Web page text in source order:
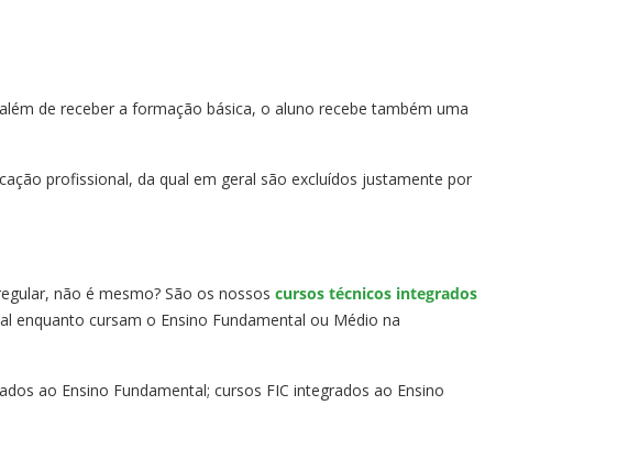
de receber a formação básica, o aluno recebe também uma
profissional, da qual em geral são excluídos justamente por
não é mesmo? São os nossos cursos técnicos integrados
enquanto cursam o Ensino Fundamental ou Médio na
ao Ensino Fundamental; cursos FIC integrados ao Ensino